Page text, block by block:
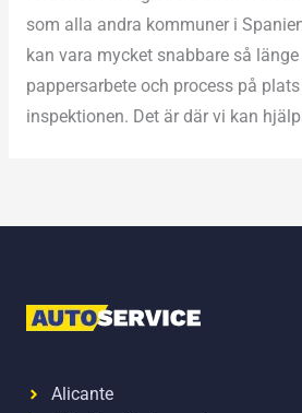
som alla andra kommuner i
kan vara mycket snabbare så
pappersarbete och process på
inspektionen. Det är där vi kan
Alicante